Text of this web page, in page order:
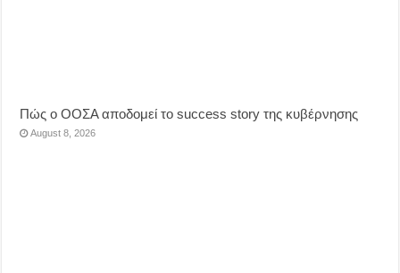
Πώς ο ΟΟΣΑ αποδομεί το success story της κυβέρνησης
August 8, 2026